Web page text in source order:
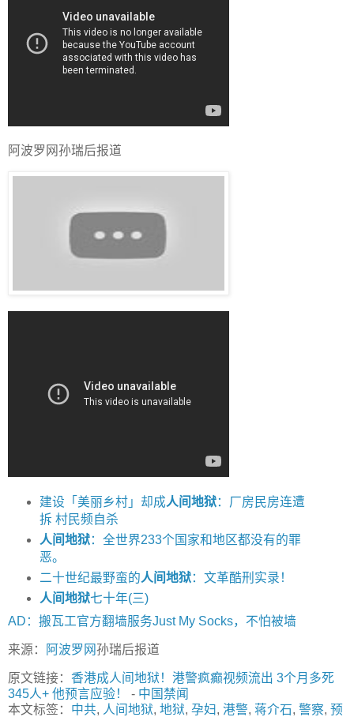
阿波罗网孙瑞后报道
建设「美丽乡村」却成人间地狱：厂房民房连遭
拆 村民频自杀
人间地狱：全世界233个国家和地区都没有的罪
恶。
二十世纪最野蛮的人间地狱：文革酷刑实录！
人间地狱七十年(三)
AD：搬瓦工官方翻墙服务Just My Socks，不怕被墙
来源： 阿波罗网孙瑞后报道
原文链接： 香港成人间地狱！港警疯癫视频流出 3个月多死
345人+ 他预言应验！
- 中国禁闻
本文标签： 中共, 人间地狱, 地狱, 孕妇, 港警, 蒋介石, 警察, 预